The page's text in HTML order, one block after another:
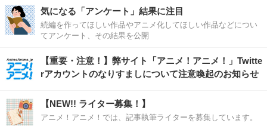
気になる「アンケート」結果に注目
続編を作ってほしい作品やアニメ化してほしい作品などについ
てアンケート、その結果を公開
【重要・注意！】弊サイト「アニメ！アニメ！」Twitte
rアカウントのなりすましについて注意喚起のお知らせ
【NEW!! ライター募集！】
アニメ！アニメ！では、記事執筆ライターを募集しています。